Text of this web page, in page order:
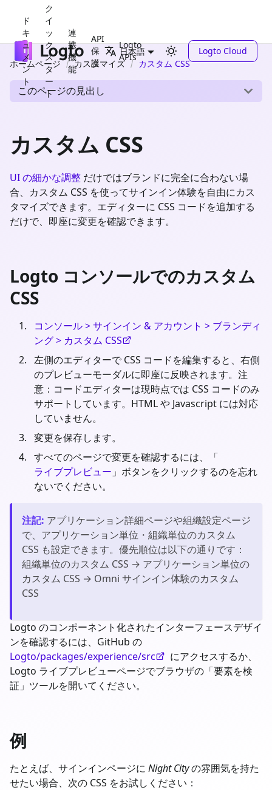
ド
キ
ュ
メ
ン
ト
ク
イ
ッ
ク
ス
タ
ー
ト
連
携
機
能
API
保
護
Logto
APIs
日本語
Logto Cloud
ホームページ
カスタマイズ カスタム CSS
このページの見出し
カスタム CSS
UI の細かな調整 だけではブランドに完全に合わない場
合、カスタム CSS を使ってサインイン体験を自由にカス
タマイズできます。エディターに CSS コードを追加する
だけで、即座に変更を確認できます。
Logto コンソールでのカスタム
CSS
コンソール > サインイン & アカウント > ブランディ
ング > カスタム CSS
左側のエディターで CSS コードを編集すると、右側
のプレビューモーダルに即座に反映されます。注
意：コードエディターは現時点では CSS コードのみ
サポートしています。HTML や Javascript には対応
していません。
変更を保存します。
すべてのページで変更を確認するには、「
ライブプレビュー 」ボタンをクリックするのを忘れ
ないでください。
注記: アプリケーション詳細ページや組織設定ページ
で、アプリケーション単位・組織単位のカスタム
CSS も設定できます。優先順位は以下の通りです：
組織単位のカスタム CSS → アプリケーション単位の
カスタム CSS → Omni サインイン体験のカスタム
CSS
Logto のコンポーネント化されたインターフェースデザイ
ンを確認するには、GitHub の
Logto/packages/experience/src
にアクセスするか、
Logto ライブプレビューページでブラウザの「要素を検
証」ツールを開いてください。
例
たとえば、サインインページに Night Cityの雰囲気を持た
せたい場合、次の CSS をお試しください：